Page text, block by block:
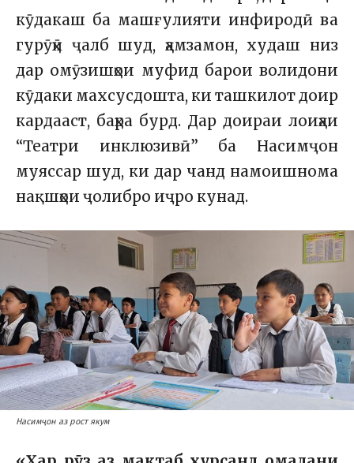
кӯдакаш ба машғулияти инфиродӣ ва
гурӯҳӣ ҷалб шуд, ҳамзамон, худаш низ
дар омӯзишҳои муфид барои волидони
кӯдаки махсусдошта, ки ташкилот доир
кардааст, баҳра бурд. Дар доираи лоиҳаи
“Театри инклюзивӣ” ба Насимҷон
муяссар шуд, ки дар чанд намоишнома
нақшҳои ҷолибро иҷро кунад.
Насимҷон аз рост якум